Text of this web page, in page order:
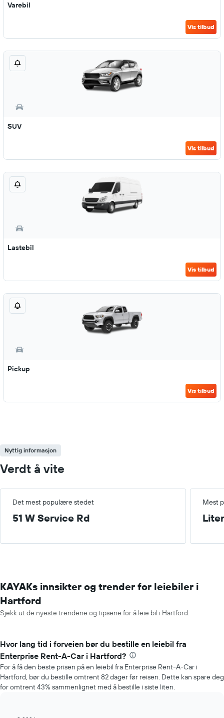
Varebil
Vis tilbud
SUV
Vis tilbud
Lastebil
Vis tilbud
Pickup
Vis tilbud
Nyttig informasjon
Verdt å vite
Det mest populære stedet Mest
51 W Service Rd
KAYAKs innsikter og trender for leiebiler i
Hartford
Sjekk ut de nyeste trendene og tipsene for å leie bil i Hartford.
Hvor lang tid i forveien bør du bestille en leiebil fra
Enterprise Rent-A-Car i Hartford?
For å få den beste prisen på en leiebil fra Enterprise Rent-A-Car i
Hartford, bør du bestille omtrent 82 dager før reisen. Dette kan spare deg
for omtrent 43% sammenlignet med å bestille i siste liten.